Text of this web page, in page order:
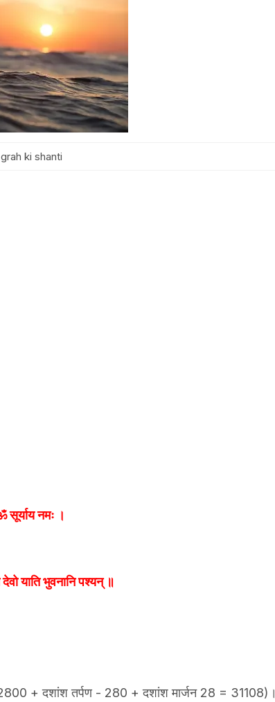
ki shanti
सूर्याय नमः ।
याति भुवनानि पश्यन् ॥
+ दशांश तर्पण - 280 + दशांश मार्जन 28 = 31108)।